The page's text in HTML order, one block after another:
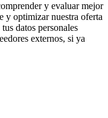
y evaluar mejor
y optimizar nuestra oferta
datos personales
externos, si ya